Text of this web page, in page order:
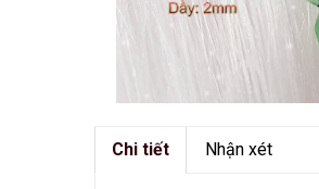
Chi tiết Nhận xét